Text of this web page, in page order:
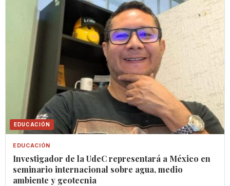
EDUCACIÓN
EDUCACIÓN
Investigador de la UdeC representará a México en
seminario internacional sobre agua, medio
ambiente y geotecnia